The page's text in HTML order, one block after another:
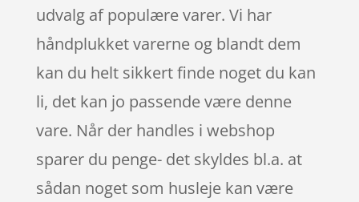
udvalg af populære varer. Vi har
håndplukket varerne og blandt dem
kan du helt sikkert finde noget du kan
li, det kan jo passende være denne
vare. Når der handles i webshop
sparer du penge- det skyldes bl.a. at
sådan noget som husleje kan være